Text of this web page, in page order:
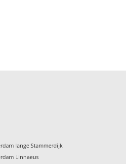
lange Stammerdijk
Linnaeus